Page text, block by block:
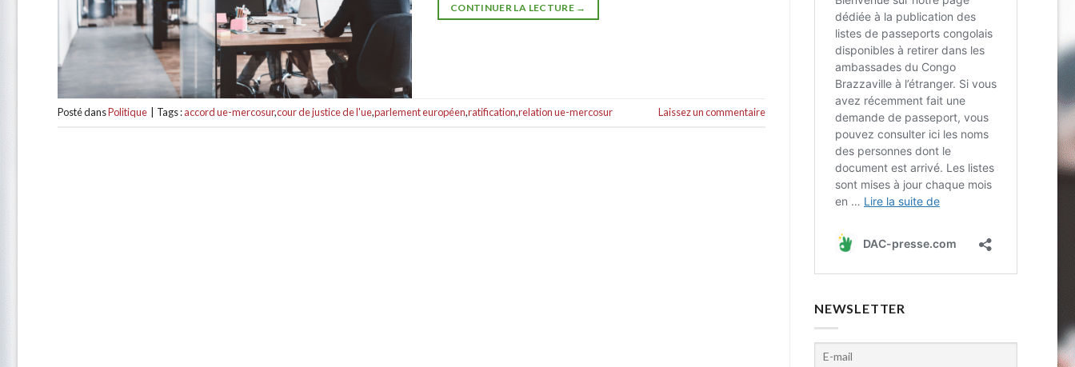
CONTINUER LA LECTURE →
Posté dansPolitique Tags :accord ue-mercosur,cour de justice de l'ue,parlement européen,ratification,relation ue-mercosur Laissez un commentaire
NEWSLETTER